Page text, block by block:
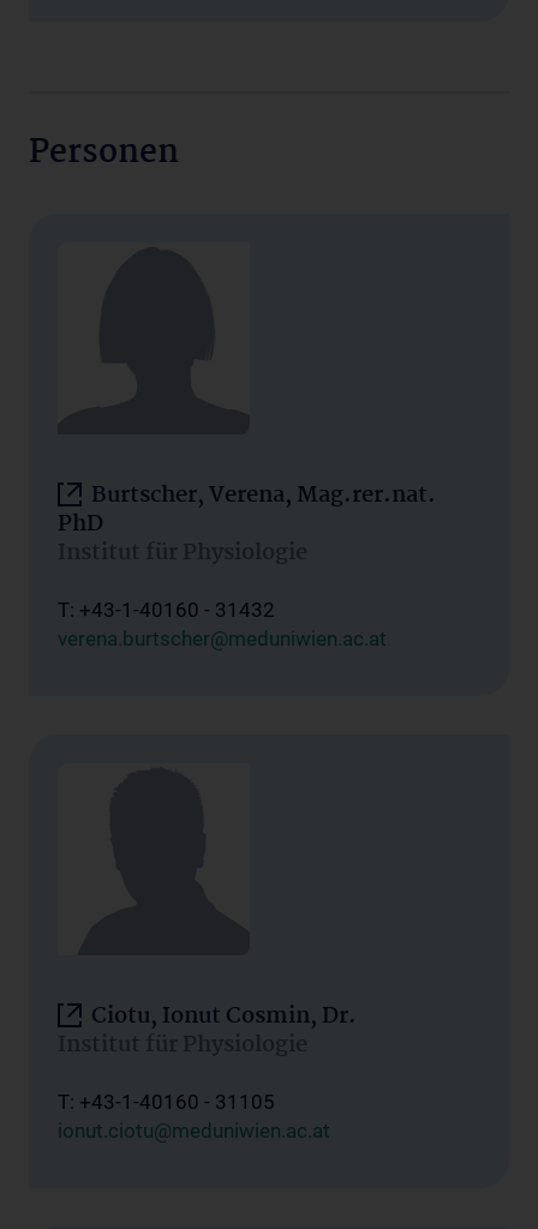
Personen
Burtscher, Verena, Mag.rer.nat.
PhD
Institut für Physiologie
T: +43-1-40160 - 31432
verena.burtscher@meduniwien.ac.at
Ciotu, Ionut Cosmin, Dr.
Institut für Physiologie
T: +43-1-40160 - 31105
ionut.ciotu@meduniwien.ac.at